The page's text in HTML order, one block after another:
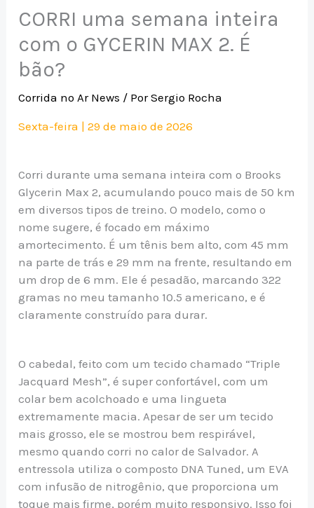
CORRI uma semana inteira
com o GYCERIN MAX 2. É
bão?
Corrida no Ar News / PorSergio Rocha
Sexta-feira | 29 de maio de 2026
Corri durante uma semana inteira com o Brooks
Glycerin Max 2, acumulando pouco mais de 50 km
em diversos tipos de treino. O modelo, como o
nome sugere, é focado em máximo
amortecimento. É um tênis bem alto, com 45 mm
na parte de trás e 29 mm na frente, resultando em
um drop de 6 mm. Ele é pesadão, marcando 322
gramas no meu tamanho 10.5 americano, e é
claramente construído para durar.
O cabedal, feito com um tecido chamado “Triple
Jacquard Mesh”, é super confortável, com um
colar bem acolchoado e uma lingueta
extremamente macia. Apesar de ser um tecido
mais grosso, ele se mostrou bem respirável,
mesmo quando corri no calor de Salvador. A
entressola utiliza o composto DNA Tuned, um EVA
com infusão de nitrogênio, que proporciona um
toque mais firme, porém muito responsivo. Isso foi